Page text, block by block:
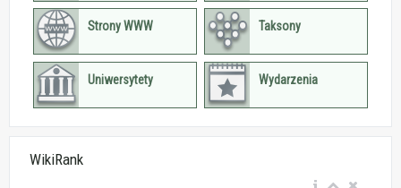
Strony WWW Taksony
Uniwersytety Wydarzenia
WikiRank